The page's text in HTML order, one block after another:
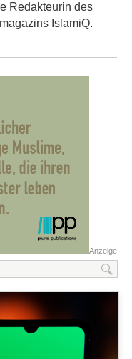
Redakteurin des
IslamiQ.
Anzeige